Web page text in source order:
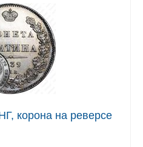
корона на реверсе